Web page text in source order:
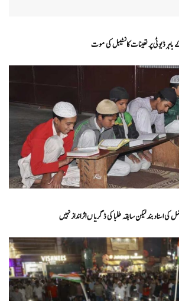
ڈیوٹی پر تعینات کانسٹیبل کی موت
اسناد بند لیکن سابقہ طلبا کی ڈگریا ں اثرانداز نہیں